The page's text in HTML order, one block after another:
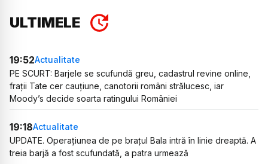
ULTIMELE
19:52Actualitate
PE SCURT: Barjele se scufundă greu, cadastrul revine online,
frații Tate cer cauțiune, canotorii români strălucesc, iar
Moody’s decide soarta ratingului României
19:18Actualitate
UPDATE. Operațiunea de pe brațul Bala intră în linie dreaptă. A
treia barjă a fost scufundată, a patra urmează